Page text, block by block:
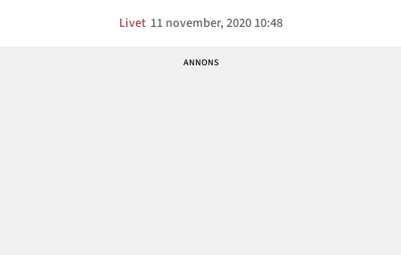
Livet 11 november, 2020 10:48